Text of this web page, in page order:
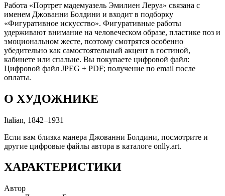
Работа «Портрет мадемуазель Эмилиен Леруа» связана с
именем Джованни Болдини и входит в подборку
«Фигуративное искусство». Фигуративные работы
удерживают внимание на человеческом образе, пластике поз и
эмоциональном жесте, поэтому смотрятся особенно
убедительно как самостоятельный акцент в гостиной,
кабинете или спальне. Вы покупаете цифровой файл:
Цифровой файл JPEG + PDF; получение по email после
оплаты.
О ХУДОЖНИКЕ
Italian, 1842–1931
Если вам близка манера Джованни Болдини, посмотрите и
другие цифровые файлы автора в каталоге onlly.art.
ХАРАКТЕРИСТИКИ
Автор